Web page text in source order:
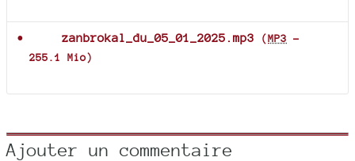
zanbrokal_du_05_01_2025.mp3 (MP3 -
255.1 Mio)
Ajouter un commentaire